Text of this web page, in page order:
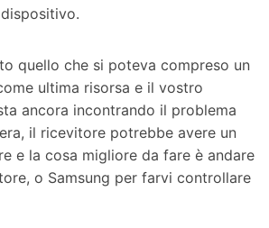
quello che si poteva compreso un
ultima risorsa e il vostro
ancora incontrando il problema
il ricevitore potrebbe avere un
e la cosa migliore da fare è andare
o Samsung per farvi controllare